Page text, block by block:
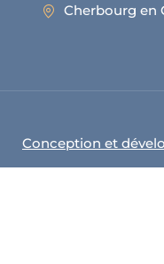
Cherbourg en
Conception et